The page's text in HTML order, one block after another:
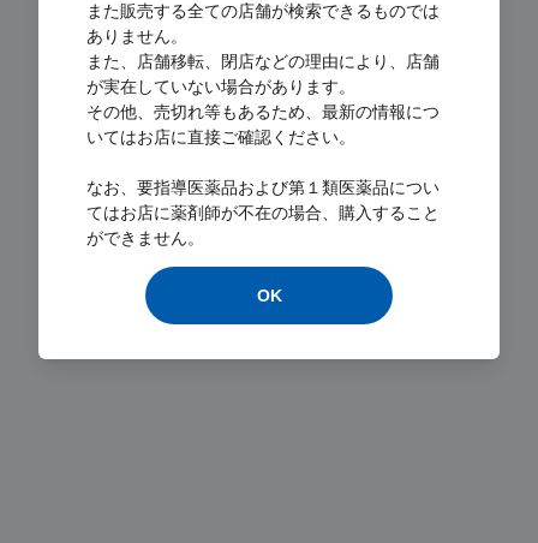
Loading...
また販売する全ての店舗が検索できるものでは
ありません。
また、店舗移転、閉店などの理由により、店舗
が実在していない場合があります。
その他、売切れ等もあるため、最新の情報につ
いてはお店に直接ご確認ください。
なお、要指導医薬品および第１類医薬品につい
てはお店に薬剤師が不在の場合、購入すること
ができません。
OK